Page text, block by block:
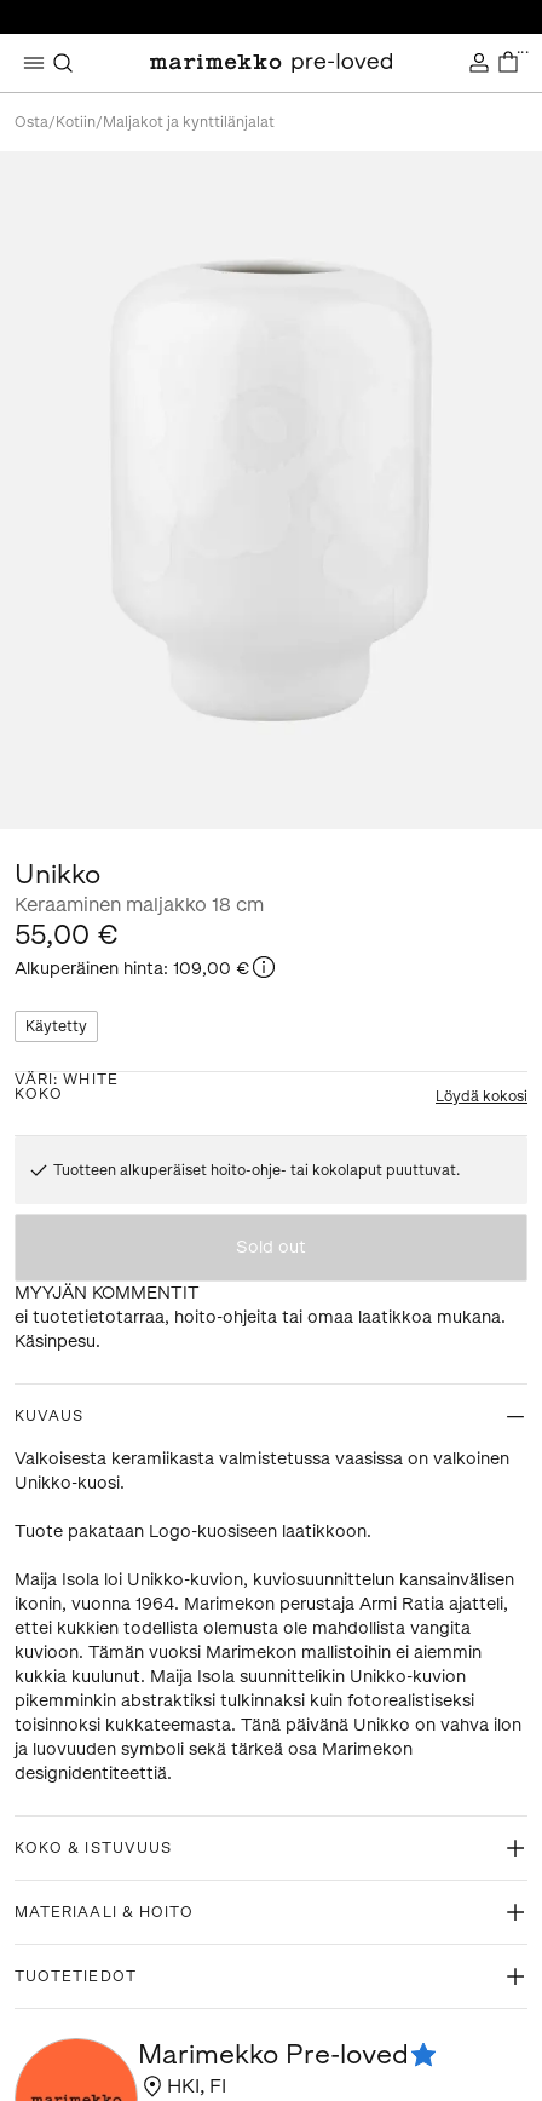
...
Osta/ Kotiin/ Maljakot ja kynttilänjalat
Unikko
Keraaminen maljakko 18 cm
55,00 €
Alkuperäinen hinta: 109,00 €
Käytetty
VÄRI :WHITE
KOKO
Löydä kokosi
Tuotteen alkuperäiset hoito-ohje- tai kokolaput puuttuvat.
Sold out
MYYJÄN KOMMENTIT
ei tuotetietotarraa, hoito-ohjeita tai omaa laatikkoa mukana.
Käsinpesu.
KUVAUS
Valkoisesta keramiikasta valmistetussa vaasissa on valkoinen
Unikko-kuosi.
Tuote pakataan Logo-kuosiseen laatikkoon.
Maija Isola loi Unikko-kuvion, kuviosuunnittelun kansainvälisen
ikonin, vuonna 1964. Marimekon perustaja Armi Ratia ajatteli,
ettei kukkien todellista olemusta ole mahdollista vangita
kuvioon. Tämän vuoksi Marimekon mallistoihin ei aiemmin
kukkia kuulunut. Maija Isola suunnittelikin Unikko-kuvion
pikemminkin abstraktiksi tulkinnaksi kuin fotorealistiseksi
toisinnoksi kukkateemasta. Tänä päivänä Unikko on vahva ilon
ja luovuuden symboli sekä tärkeä osa Marimekon
designidentiteettiä.
KOKO & ISTUVUUS
MATERIAALI & HOITO
TUOTETIEDOT
Marimekko Pre-loved
HKI, FI